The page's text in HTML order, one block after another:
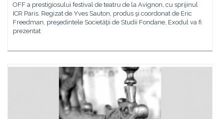
OFF a prestigiosului festival de teatru de la Avignon, cu sprijinul
ICR Paris. Regizat de Yves Sauton, produs şi coordonat de Eric
Freedman, preşedintele Societăţii de Studii Fondane, Exodul va fi
prezentat